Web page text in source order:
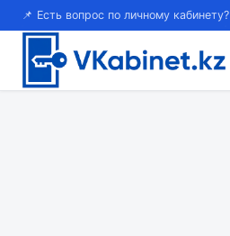
📌 Есть вопрос по личному кабинету?